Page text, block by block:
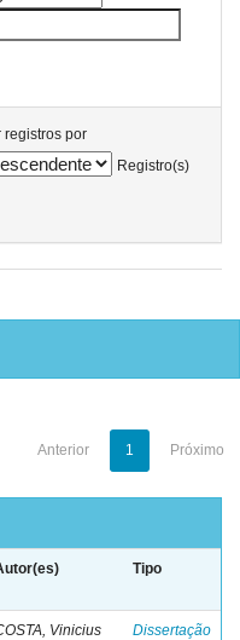
registros por
Registro(s)
Anterior 1 Próximo
Tipo
Vinicius
Dissertação